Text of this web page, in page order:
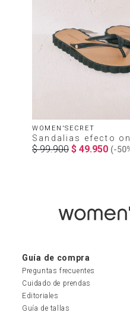
WOMEN'SECRET
Sandalias efecto
$ 99.900 $ 49.950 (-
Guía de compra
Preguntas frecuentes
Cuidado de prendas
Editoriales
Guía de tallas